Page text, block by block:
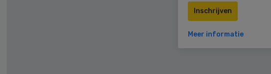
Inschrijven
Meer informatie